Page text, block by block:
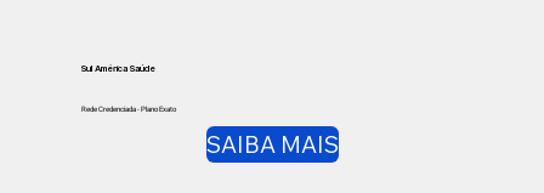
Sul América Saúde
Rede Credenciada - Plano Exato
SAIBA MAIS